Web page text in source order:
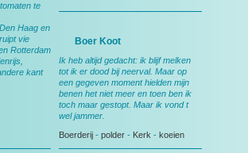
te
Haag en
vie
Rotterdam
kant
Boer Koot
Ik heb altijd gedacht: ik blijf melken
tot ik er dood bij neerval. Maar op
een gegeven moment hielden mijn
benen het niet meer en toen ben ik
toch maar gestopt. Maar ik vond t
wel jammer.
Boerderij - polder - Kerk - koeien